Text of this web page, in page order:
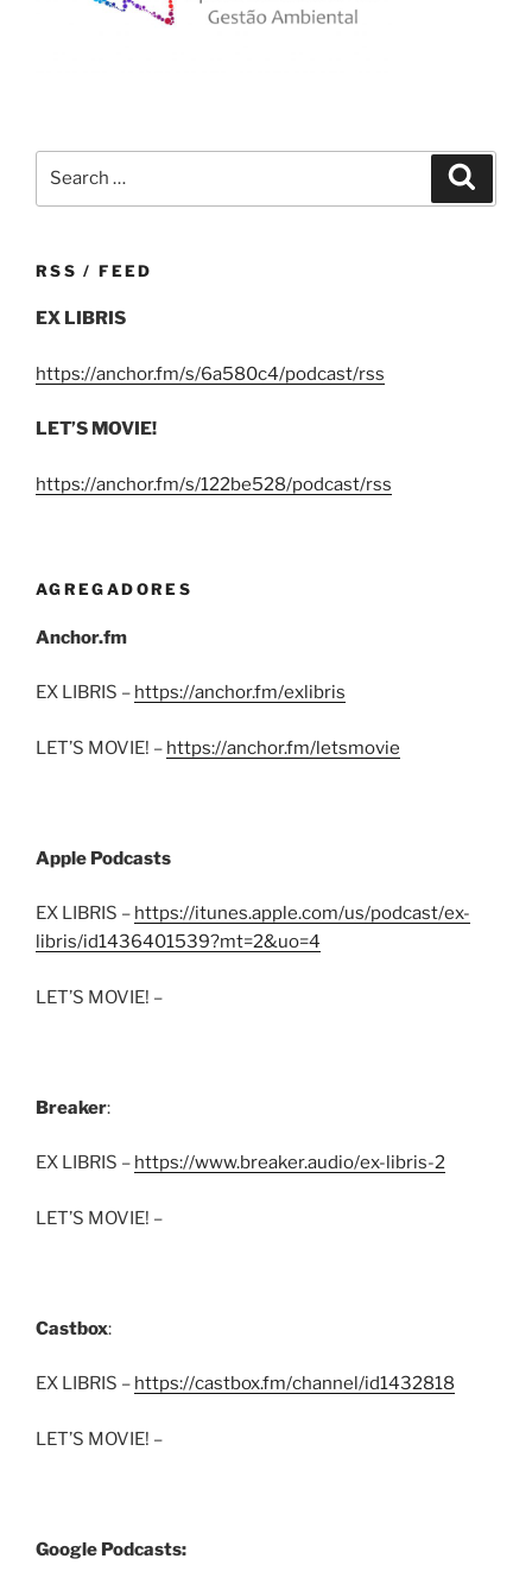
RSS / FEED
EX LIBRIS
https://anchor.fm/s/6a580c4/podcast/rss
LET’S MOVIE!
https://anchor.fm/s/122be528/podcast/rss
AGREGADORES
Anchor.fm
EX LIBRIS – https://anchor.fm/exlibris
LET’S MOVIE! – https://anchor.fm/letsmovie
Apple Podcasts
EX LIBRIS – https://itunes.apple.com/us/podcast/ex-
libris/id1436401539?mt=2&uo=4
LET’S MOVIE! –
Breaker:
EX LIBRIS – https://www.breaker.audio/ex-libris-2
LET’S MOVIE! –
Castbox:
EX LIBRIS – https://castbox.fm/channel/id1432818
LET’S MOVIE! –
Google Podcasts: